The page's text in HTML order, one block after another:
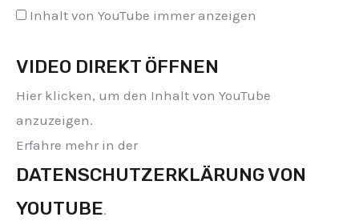
Inhalt von YouTube immer anzeigen
VIDEO DIREKT ÖFFNEN
Hier klicken, um den Inhalt von YouTube
anzuzeigen.
Erfahre mehr in der
DATENSCHUTZERKLÄRUNG VON
YOUTUBE.